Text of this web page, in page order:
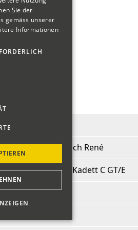
2018
Dubach René
Opel Kadett C GT/E
1978
Sie der
gemäss unserer
Informationen